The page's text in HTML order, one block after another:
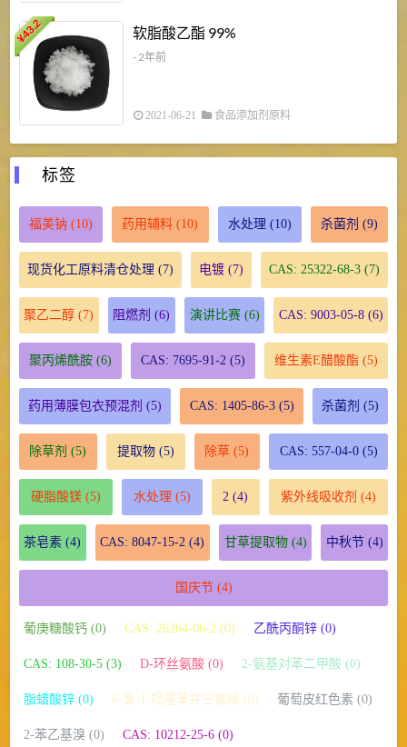
¥
43.2 软脂酸乙酯 99%
- 2年前
2021-06-21 食品添加剂原料
标签
福美钠 (10) 药用辅料 (10) 水处理 (10) 杀菌剂 (9)
现货化工原料清仓处理 (7) 电镀 (7) CAS: 25322-68-3 (7)
聚乙二醇 (7) 阻燃剂 (6) 演讲比赛(6) CAS: 9003-05-8(6)
聚丙烯酰胺(6) CAS: 7695-91-2 (5) 维生素E醋酸酯 (5)
药用薄膜包衣预混剂 (5) CAS: 1405-86-3(5) 杀菌剂 (5)
除草剂 (5) 提取物(5) 除草 (5) CAS: 557-04-0(5)
硬脂酸镁(5) 水处理 (5) 2 (4) 紫外线吸收剂 (4)
茶皂素 (4) CAS: 8047-15-2 (4) 甘草提取物(4) 中秋节(4)
国庆节(4)
葡庚糖酸钙 (0) CAS: 26264-06-2 (0) 乙酰丙酮锌 (0)
CAS: 108-30-5 (3) D-环丝氨酸 (0) 2-氨基对苯二甲酸 (0)
脂蜡酸锌 (0) 6-氯-1-羟基苯并三氮唑 (0) 葡萄皮红色素 (0)
2-苯乙基溴 (0) CAS: 10212-25-6 (0)